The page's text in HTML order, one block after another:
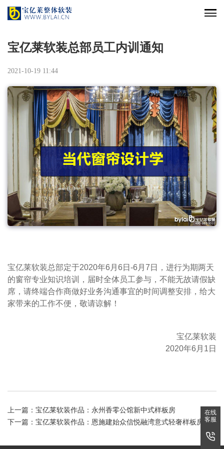
宝亿莱软装总部员工内训通知
2021-10-19 11:44
宝亿莱软装总部定于2020年6月6日-6月7日，进行为期两天
的窗帘专业知识培训，届时全体员工参与，不能无故请假缺
席，请终端合作商做好业务沟通事宜的时间调整安排，给大
家带来的工作不便，敬请谅解！
宝亿莱软装
2020年6月1日
上一篇： 宝亿莱软装作品：永州香零公馆新中式样板房
下一篇： 宝亿莱软装作品：恩施建始众信悦融湾意式轻奢样板房
在线
客服